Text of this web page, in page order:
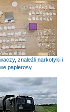
znaleźli narkotyki i
papierosy